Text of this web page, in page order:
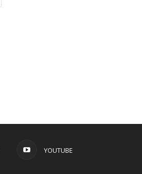
YOUTUBE